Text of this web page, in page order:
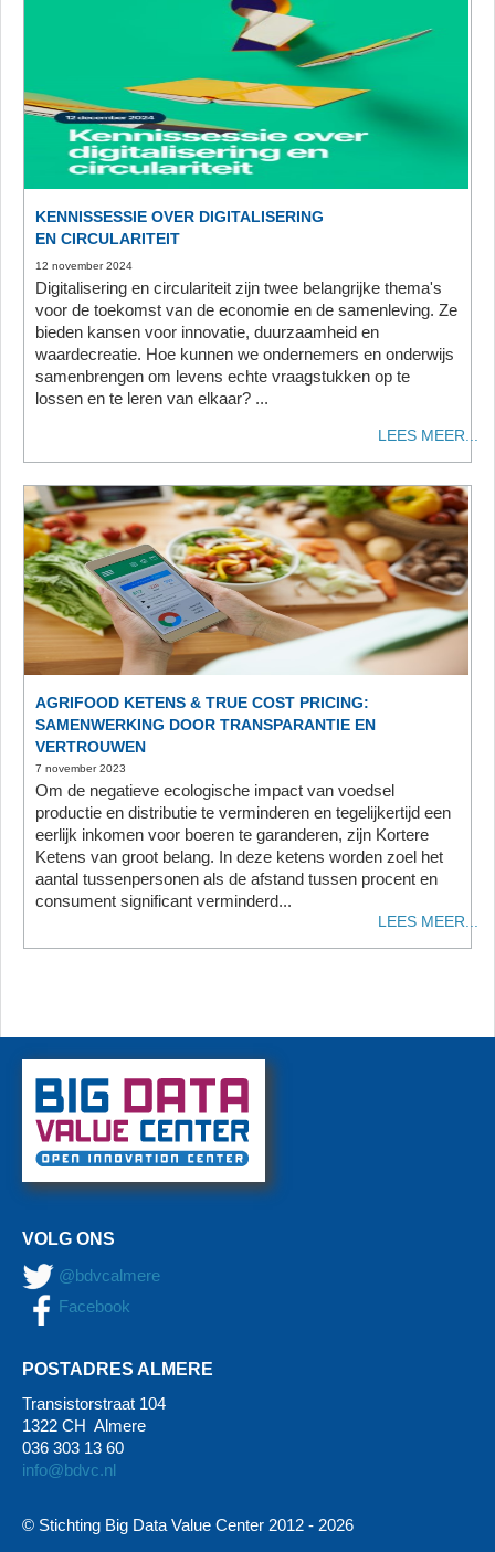
KENNISSESSIE OVER DIGITALISERING
EN CIRCULARITEIT
12 november 2024
Digitalisering en circulariteit zijn twee belangrijke thema's
voor de toekomst van de economie en de samenleving. Ze
bieden kansen voor innovatie, duurzaamheid en
waardecreatie. Hoe kunnen we ondernemers en onderwijs
samenbrengen om levens echte vraagstukken op te
lossen en te leren van elkaar? ...
LEES MEER...
AGRIFOOD KETENS & TRUE COST PRICING:
SAMENWERKING DOOR TRANSPARANTIE EN
VERTROUWEN
7 november 2023
Om de negatieve ecologische impact van voedsel
productie en distributie te verminderen en tegelijkertijd een
eerlijk inkomen voor boeren te garanderen, zijn Kortere
Ketens van groot belang. In deze ketens worden zoel het
aantal tussenpersonen als de afstand tussen procent en
consument significant verminderd...
LEES MEER...
VOLG ONS
@bdvcalmere
Facebook
POSTADRES ALMERE
Transistorstraat 104
1322 CH Almere
036 303 13 60
info@bdvc.nl
© Stichting Big Data Value Center 2012 - 2026